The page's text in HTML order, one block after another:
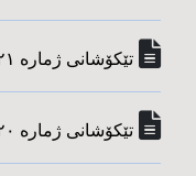
تێکۆشانی ژماره‌ ٣٢١
تێکۆشانی ژماره‌ ٣٢٠